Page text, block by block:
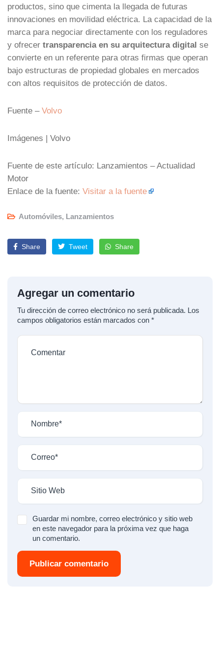
productos, sino que cimenta la llegada de futuras
innovaciones en movilidad eléctrica. La capacidad de la
marca para negociar directamente con los reguladores
y ofrecer transparencia en su arquitectura digital se
convierte en un referente para otras firmas que operan
bajo estructuras de propiedad globales en mercados
con altos requisitos de protección de datos.
Fuente – Volvo
Imágenes | Volvo
Fuente de este artículo: Lanzamientos – Actualidad
Motor
Enlace de la fuente: Visitar a la fuente
Automóviles, Lanzamientos
Share Tweet Share
Agregar un comentario
Tu dirección de correo electrónico no será publicada. Los
campos obligatorios están marcados con *
Guardar mi nombre, correo electrónico y sitio web
en este navegador para la próxima vez que haga
un comentario.
Publicar comentario